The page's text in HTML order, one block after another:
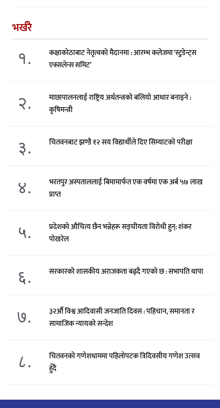
भर्खरै
१.
कक्षाकोठाबाट नेतृत्वको मैदानमा : आरम्भ कलेजमा ‘स्टुडेन्ट्स
एक्सलेन्स समिट’
२.
माछापालनलाई राष्ट्रिय अर्थतन्त्रको बलियो आधार बनाइने :
कृषिमन्त्री
३. चितवनबाट झण्डै १२ सय विद्यार्थीले दिए सिम्याटको परीक्षा
४.
भरतपुर अस्पताललाई बिमामार्फत एक वर्षमा एक अर्ब ५७ लाख
प्राप्त
५.
प्रदेशको औचित्य छैन भन्नेहरू सङ्घीयता विरोधी हुन्: शंकर
पोखरेल
६. सरकारको शासकीय अराजकता बढ्दै गएको छ : सभापति थापा
७.
३२औँ विश्व आदिवासी जनजाति दिवस : पहिचान, समानता र
सामाजिक न्यायको सन्देश
८.
चितवनको गणेशधाममा पहिलोपटक त्रिदिवसीय गणेश उत्सव
हुँदै